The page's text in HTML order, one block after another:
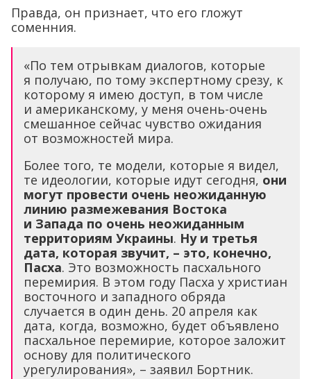
Правда, он признает, что его гложут
соменния.
«По тем отрывкам диалогов, которые
я получаю, по тому экспертному срезу, к
которому я имею доступ, в том числе
и американскому, у меня очень-очень
смешанное сейчас чувство ожидания
от возможностей мира.
Более того, те модели, которые я видел,
те идеологии, которые идут сегодня, они
могут провести очень неожиданную
линию размежевания Востока
и Запада по очень неожиданным
территориям Украины. Ну и третья
дата, которая звучит, – это, конечно,
Пасха. Это возможность пасхального
перемирия. В этом году Пасха у христиан
восточного и западного обряда
случается в один день. 20 апреля как
дата, когда, возможно, будет объявлено
пасхальное перемирие, которое заложит
основу для политического
урегулирования», – заявил Бортник.